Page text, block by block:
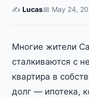
✍️ Lucas📅 May 24,
Многие жители
сталкиваются с
квартира в
долг — ипотека,